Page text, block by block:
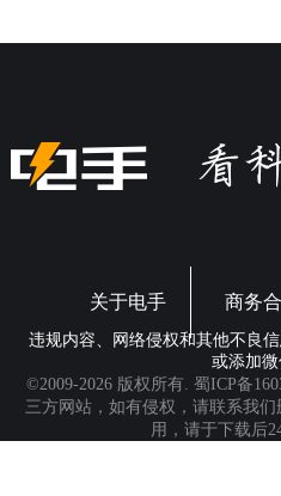
关于电手 商务
违规内容、网络侵权和其他不良
或添加
©2009-2026 版权所有. 蜀ICP备
三方网站，如有侵权，请联系我
用，请于下载后